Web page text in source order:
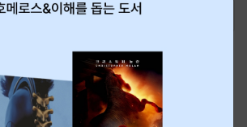
최근 본 상품
티켓 1544-6399
중고샵 1566-4295
eBook 1:1문의/채팅상담
예스이십사(주) 사업자 정보
개인정보처리방침
청소년보호정책